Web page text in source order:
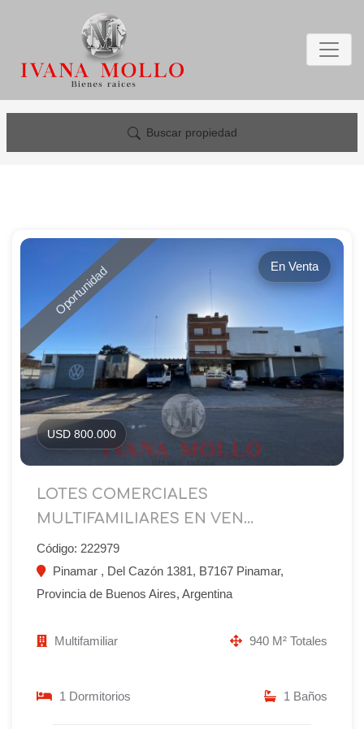
Buscar propiedad
Oportunidad En Venta
USD 800.000
LOTES COMERCIALES
MULTIFAMILIARES EN VEN...
Código: 222979
Pinamar , Del Cazón 1381, B7167 Pinamar,
Provincia de Buenos Aires, Argentina
Multifamiliar 940 M² Totales
1 Dormitorios 1 Baños